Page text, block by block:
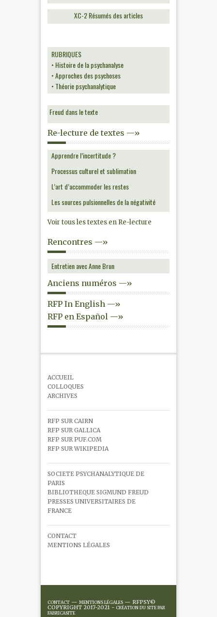
XC-2 Résumés des articles
RUBRIQUES
• Histoire de la psychanalyse
• Approches des psychoses
• Théorie psychanalytique
Freud dans le texte
Re-lecture de textes —»
Apprendre l’incertitude ?
Processus culturel et sublimation
L’art d’accommoder les restes
Les sources pulsionnelles de la négativité
Voir tous les textes en Re-lecture
Rencontres —»
Entretien avec Anne Brun
Anciens numéros —»
RFP In English —»
RFP en Español —»
ACCUEIL
COLLOQUES
ARCHIVES
RFP SUR CAIRN
RFP SUR GALLICA
RFP SUR PUF.COM
RFP SUR WIKIPEDIA
SOCIETE PSYCHANALYTIQUE DE
PARIS
BIBLIOTHEQUE SIGMUND FREUD
PRESSES UNIVERSITAIRES DE
FRANCE
CONTACT
MENTIONS LÉGALES
CONTACT — MENTIONS LÉGALES — RFPSY©
COPYRIGHT 2017-2021 - CRÉATION DU SITE PAR
FABRICASITE